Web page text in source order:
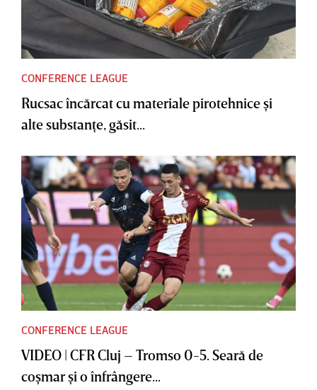
CONFERENCE LEAGUE
Rucsac încărcat cu materiale pirotehnice şi
alte substanţe, găsit...
CONFERENCE LEAGUE
VIDEO | CFR Cluj – Tromso 0-5. Seară de
coşmar şi o înfrângere...